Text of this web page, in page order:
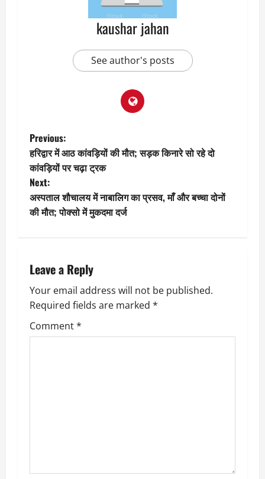
kaushar jahan
See author's posts
P
o
s
t
a
v
i
g
Previous:
हरिद्वार में आठ कांवड़ियों की मौत; सड़क किनारे सो रहे दो
कांवड़ियों पर चढ़ा ट्रक
Next:
अस्पताल शौचालय में नाबालिग का प्रसव, माँ और बच्चा दोनों
की मौत; पोक्सो में मुकदमा दर्ज
Leave a Reply
Your email address will not be published.
Required fields are marked *
Comment*